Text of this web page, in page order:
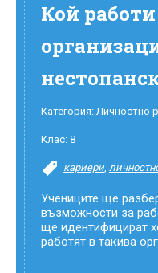
Кой работи
Категория:Личностно
Клас: 8
кариери,
Учениците ще
възможности за
ще идентифицират
работят в такива